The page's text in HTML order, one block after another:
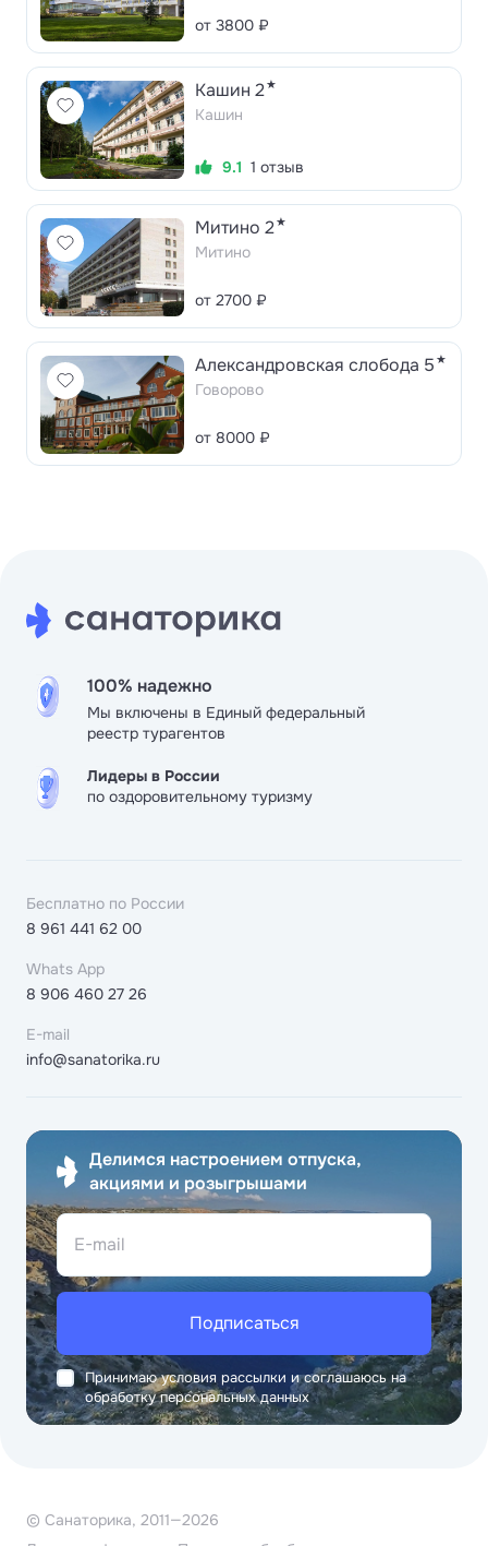
от 3800 ₽
Кашин 2★
Кашин
9.1 1 отзыв
Митино 2★
Митино
от 2700 ₽
Александровская слобода 5 ★
Говорово
от 8000 ₽
100% надежно
Мы включены в Единый федеральный
реестр турагентов
Лидеры в России
по оздоровительному туризму
Бесплатно по России
8 961 441 62 00
Whats App
8 906 460 27 26
E-mail
info@sanatorika.ru
Делимся настроением отпуска,
акциями и розыгрышами
E-mail
Подписаться
Принимаю условия рассылки и соглашаюсь на
обработку персональных данных
© Санаторика, 2011—2026